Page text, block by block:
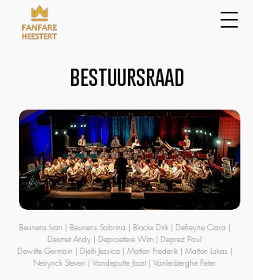
bestuursraad
Beunens Ivan | Beunens Sabrina | Blockx Dirk | Defreyne Ciara |
Desmet Andy | Depraetere Wim | Deprez Paul
Dewitte Germain | Djelti Jessica | Matton Frederik | Matton Lukas |
Neirynck Steven | Vandeputte Joost | Vanlerberghe Peter